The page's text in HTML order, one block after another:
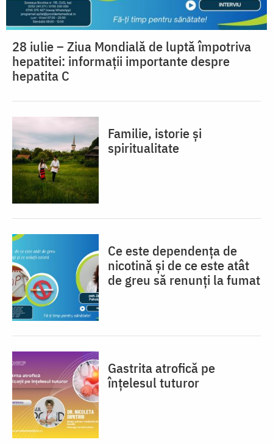
28 iulie – Ziua Mondială de luptă împotriva
hepatitei: informații importante despre
hepatita C
Familie, istorie și
spiritualitate
Ce este dependența de
nicotină și de ce este atât
de greu să renunți la fumat
Gastrita atrofică pe
înțelesul tuturor